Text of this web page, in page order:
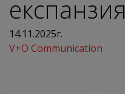
експанзия
14.11.2025г.
V+O Communication